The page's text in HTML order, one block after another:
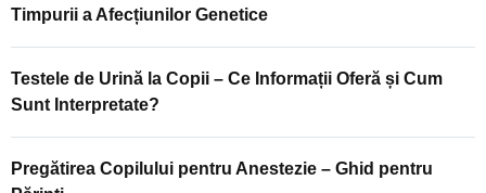
Timpurii a Afecțiunilor Genetice
Testele de Urină la Copii – Ce Informații Oferă și Cum
Sunt Interpretate?
Pregătirea Copilului pentru Anestezie – Ghid pentru